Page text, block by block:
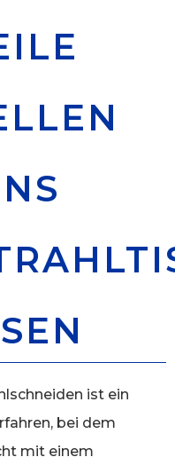
ist ein
bei dem
mit einem